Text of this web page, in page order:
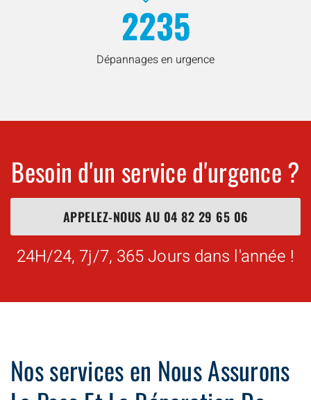
2235
Dépannages en urgence
Besoin d'un service d'urgence ?
APPELEZ-NOUS AU 04 82 29 65 06
24H/24, 7j/7, 365 Jours dans l'année !
Nos services en Nous Assurons